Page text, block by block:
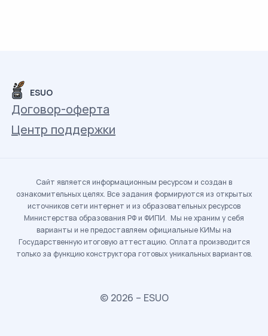
ESUO
Договор-оферта
Центр поддержки
Сайт является информационным ресурсом и создан в
ознакомительных целях. Все задания формируются из открытых
источников сети интернет и из образовательных ресурсов
Министерства образования РФ и ФИПИ. Мы не храним у себя
варианты и не предоставляем официальные КИМы на
Государственную итоговую аттестацию. Оплата производится
только за функцию конструктора готовых уникальных вариантов.
© 2026 – ESUO